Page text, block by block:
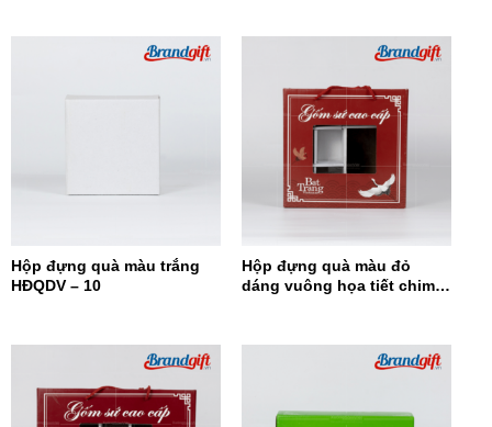
Hộp đựng quà màu trắng
HĐQDV – 10
Hộp đựng quà màu đỏ
dáng vuông họa tiết chim